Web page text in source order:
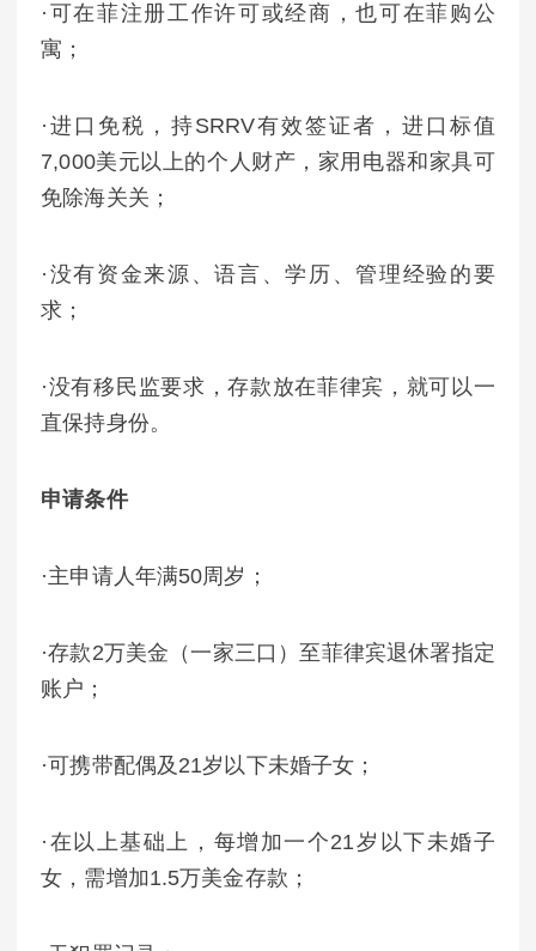
·可在菲注册工作许可或经商，也可在菲购公
寓；
·进口免税，持SRRV有效签证者，进口标值
7,000美元以上的个人财产，家用电器和家具可
免除海关关；
·没有资金来源、语言、学历、管理经验的要
求；
·没有移民监要求，存款放在菲律宾，就可以一
直保持身份。
申请条件
·主申请人年满50周岁；
·存款2万美金（一家三口）至菲律宾退休署指定
账户；
·可携带配偶及21岁以下未婚子女；
·在以上基础上，每增加一个21岁以下未婚子
女，需增加1.5万美金存款；